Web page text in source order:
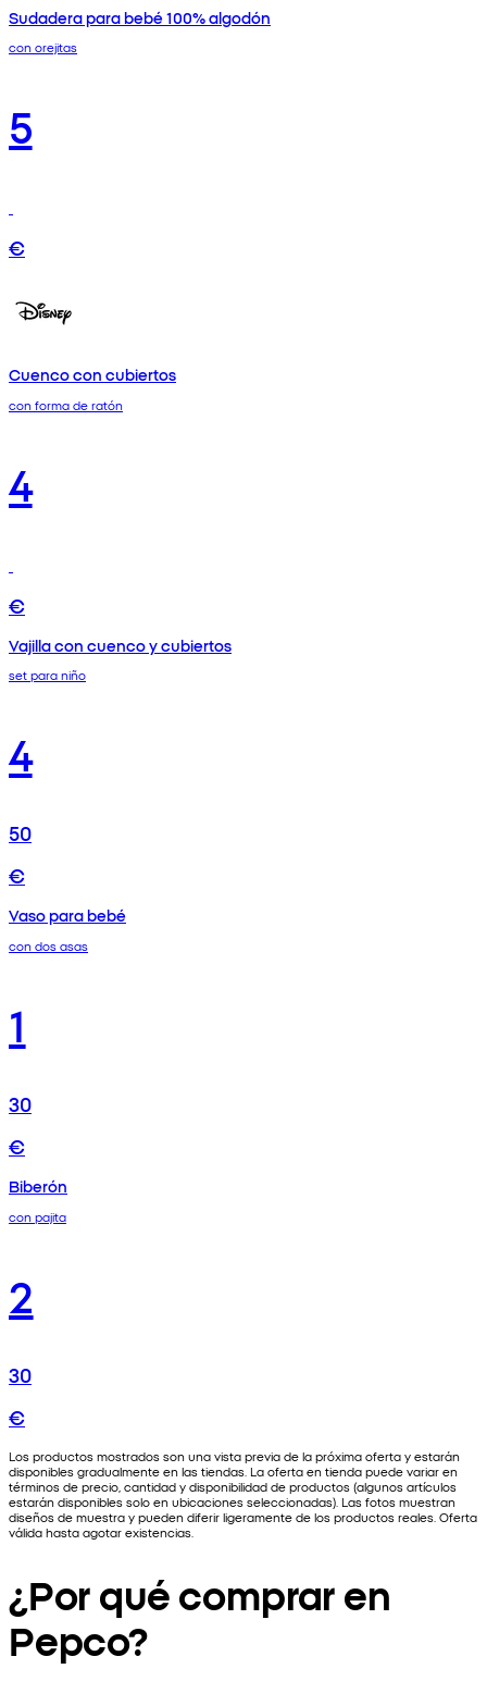
Sudadera para bebé 100% algodón
con orejitas
5
€
Cuenco con cubiertos
con forma de ratón
4
€
Vajilla con cuenco y cubiertos
set para niño
4
50
€
Vaso para bebé
con dos asas
1
30
€
Biberón
con pajita
2
30
€
Los productos mostrados son una vista previa de la próxima oferta y estarán
disponibles gradualmente en las tiendas. La oferta en tienda puede variar en
términos de precio, cantidad y disponibilidad de productos (algunos artículos
estarán disponibles solo en ubicaciones seleccionadas). Las fotos muestran
diseños de muestra y pueden diferir ligeramente de los productos reales. Oferta
válida hasta agotar existencias.
¿Por qué comprar en
Pepco?